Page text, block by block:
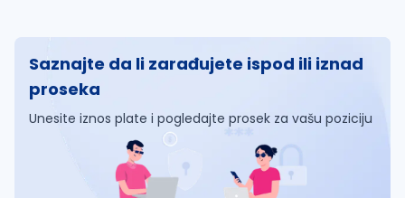
Saznajte da li zarađujete ispod ili iznad
proseka
Unesite iznos plate i pogledajte prosek za vašu poziciju